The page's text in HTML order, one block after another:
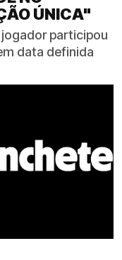
ÚNICA"
participou
data definida